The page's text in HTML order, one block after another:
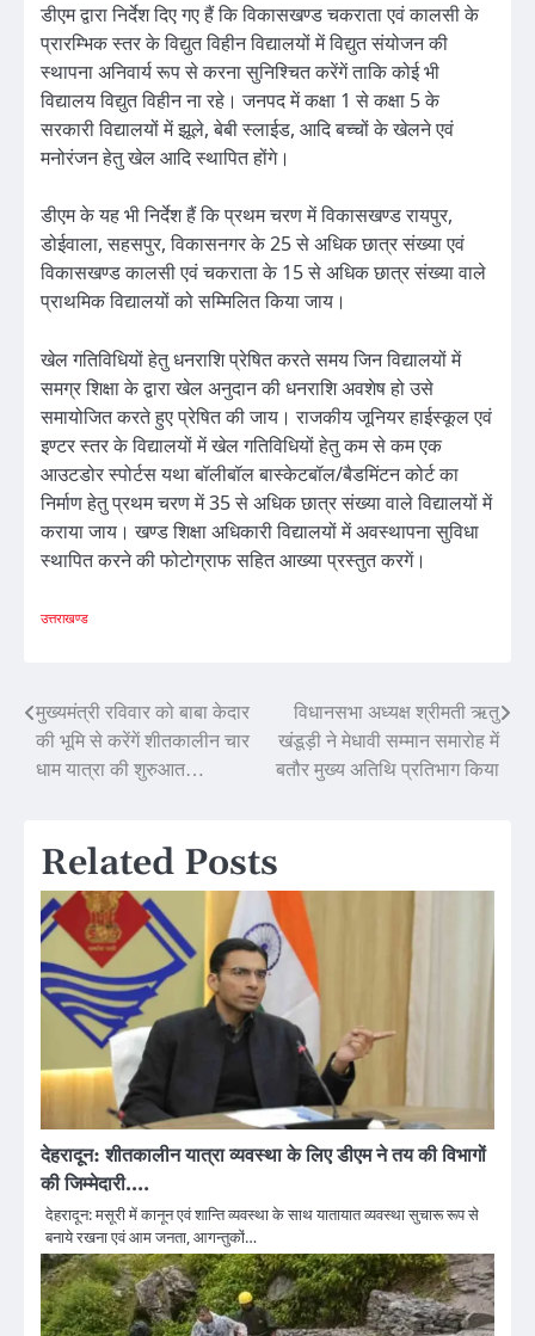
डीएम द्वारा निर्देश दिए गए हैं कि विकासखण्ड चकराता एवं कालसी के
प्रारम्भिक स्तर के विद्युत विहीन विद्यालयों में विद्युत संयोजन की
स्थापना अनिवार्य रूप से करना सुनिश्चित करेंगें ताकि कोई भी
विद्यालय विद्युत विहीन ना रहे। जनपद में कक्षा 1 से कक्षा 5 के
सरकारी विद्यालयों में झूले, बेबी स्लाईड, आदि बच्चों के खेलने एवं
मनोरंजन हेतु खेल आदि स्थापित होंगे।
डीएम के यह भी निर्देश हैं कि प्रथम चरण में विकासखण्ड रायपुर,
डोईवाला, सहसपुर, विकासनगर के 25 से अधिक छात्र संख्या एवं
विकासखण्ड कालसी एवं चकराता के 15 से अधिक छात्र संख्या वाले
प्राथमिक विद्यालयों को सम्मिलित किया जाय।
खेल गतिविधियों हेतु धनराशि प्रेषित करते समय जिन विद्यालयों में
समग्र शिक्षा के द्वारा खेल अनुदान की धनराशि अवशेष हो उसे
समायोजित करते हुए प्रेषित की जाय। राजकीय जूनियर हाईस्कूल एवं
इण्टर स्तर के विद्यालयों में खेल गतिविधियों हेतु कम से कम एक
आउटडोर स्पोर्टस यथा बॉलीबॉल बास्केटबॉल/बैडमिंटन कोर्ट का
निर्माण हेतु प्रथम चरण में 35 से अधिक छात्र संख्या वाले विद्यालयों में
कराया जाय। खण्ड शिक्षा अधिकारी विद्यालयों में अवस्थापना सुविधा
स्थापित करने की फोटोग्राफ सहित आख्या प्रस्तुत करगें।
उत्तराखण्ड
Post
navigation
मुख्यमंत्री रविवार को बाबा केदार
की भूमि से करेंगें शीतकालीन चार
धाम यात्रा की शुरुआत…
विधानसभा अध्यक्ष श्रीमती ऋतु
खंडूड़ी ने मेधावी सम्मान समारोह में
बतौर मुख्य अतिथि प्रतिभाग किया
Related Posts
देहरादून: शीतकालीन यात्रा व्यवस्था के लिए डीएम ने तय की विभागों
की जिम्मेदारी….
देहरादून: मसूरी में कानून एवं शान्ति व्यवस्था के साथ यातायात व्यवस्था सुचारू रूप से
बनाये रखना एवं आम जनता, आगन्तुकों…